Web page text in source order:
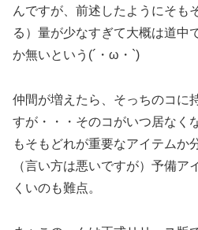
んですが、前述したようにそも
る）量が少なすぎて大概は道中
か無いという(´・ω・`)
仲間が増えたら、そっちのコに
すが・・・そのコがいつ居なく
もそもどれが重要なアイテムか
（言い方は悪いですが）予備ア
くいのも難点。